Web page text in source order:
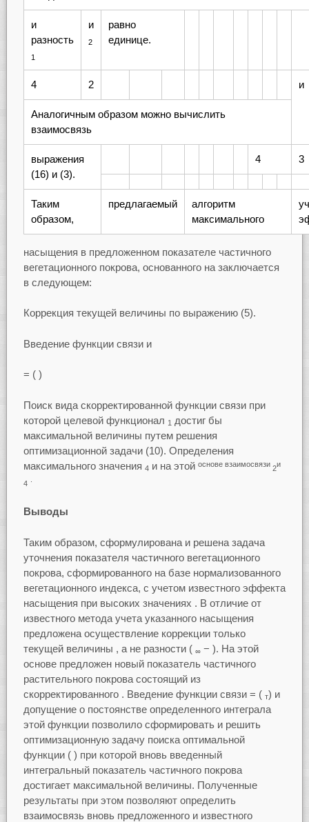
и
разность
1
и
2
равно
единице.
4 2 и
Аналогичным образом можно вычислить
взаимосвязь
выражения
(16) и (3).
4 3
Таким
образом,
предлагаемый
алгоритм
максимального
насыщения в предложенном показателе частичного
вегетационного покрова, основанного на заключается
в следующем:
Коррекция текущей величины по выражению (5).
Введение функции связи и
= ( )
Поиск вида скорректированной функции связи при
которой целевой функционал 1 достиг бы
максимальной величины путем решения
оптимизационной задачи (10). Определения
максимального значения 4 и на этой основе взаимосвязи
2
и
4
Выводы
Таким образом, сформулирована и решена задача
уточнения показателя частичного вегетационного
покрова, сформированного на базе нормализованного
вегетационного индекса, с учетом известного эффекта
насыщения при высоких значениях . В отличие от
известного метода учета указанного насыщения
предложена осуществление коррекции только
текущей величины , а не разности ( ∞− ). На этой
основе предложен новый показатель частичного
растительного покрова состоящий из
скорректированного . Введение функции связи = ( т) и
допущение о постоянстве определенного интеграла
этой функции позволило сформировать и решить
оптимизационную задачу поиска оптимальной
функции ( ) при которой вновь введенный
интегральный показатель частичного покрова
достигает максимальной величины. Полученные
результаты при этом позволяют определить
взаимосвязь вновь предложенного и известного